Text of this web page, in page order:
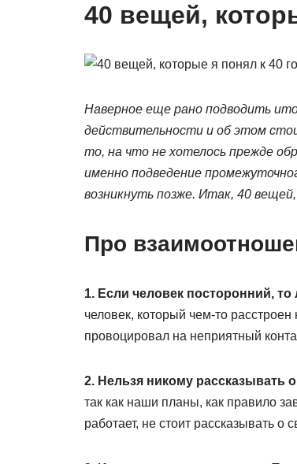
40 вещей,
Наверное еще рано подводить
действительности и об этом
то, на что не хотелось прежде
именно подведение
возникнуть позже. Итак, 40
Про
1. Если человек посторонний,
человек, который чем-то
провоцировал на неприятный
2. Нельзя никому рассказывать
так как наши планы, как правило
работает, не стоит рассказывать о